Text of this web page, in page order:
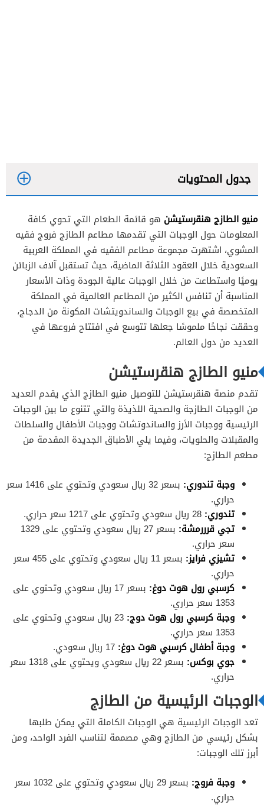
جدول المحتويات
منيو الطازج هنقرستيشن هو قائمة الطعام التي تحوي كافة
المعلومات حول الوجبات التي تقدمها مطاعم الطازج فروج فقيه
المشوي، اشتهرت مجموعة مطاعم الفقيه في المملكة العربية
السعودية خلال العقود الثلاثة الماضية، حيث تستقبل آلاف الزبائن
يوميًا واستطاعت من خلال الوجبات عالية الجودة وذات الأسعار
المناسبة أن تنافس الكثير من المطاعم العالمية في المملكة
المتخصصة في بيع الوجبات والساندويتشات المكونة من الدجاج،
وحققت نجاحًا ملموسًا جعلها تتوسع في افتتاح فروعها في
العديد من دول العالم.
منيو الطازج هنقرستيشن
تقدم منصة هنقرستيشن للتوصيل منيو الطازج الذي يقدم العديد
من الوجبات الطازجة والصحية اللذيذة والتي تتنوع ما بين الوجبات
الرئيسية ووجبات الأرز والساندوتشات ووجبات الأطفال والسلطات
والمقبلات والحلويات، وفيما يلي الأطباق الجديدة المقدمة من
مطعم الطازج:
وجبة تندوري:
بسعر 32 ريال سعودي وتحتوي على 1416 سعر
حراري.
تندوري:
تجي قرررمشة:
بسعر 27 ريال سعودي وتحتوي على 1329
سعر حراري.
تشيزي فرايز:
بسعر 11 ريال سعودي وتحتوي على 455 سعر
حراري.
كرسبي رول هوت دوغ:
بسعر 17 ريال سعودي وتحتوي على
1353 سعر حراري.
وجبة كرسبي رول هوت دوج:
23 ريال سعودي وتحتوي على
1353 سعر حراري.
وجبة أطفال كرسبي هوت دوغ:
جوي بوكس:
بسعر 22 ريال سعودي ويحتوي على 1318 سعر
حراري.
الوجبات الرئيسية من الطازج
تعد الوجبات الرئيسية هي الوجبات الكاملة التي يمكن طلبها
بشكل رئيسي من الطازج وهي مصممة لتناسب الفرد الواحد، ومن
أبرز تلك الوجبات:
وجبة فروج:
بسعر 29 ريال سعودي وتحتوي على 1032 سعر
حراري.